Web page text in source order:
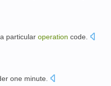
a particular operation code.
one minute